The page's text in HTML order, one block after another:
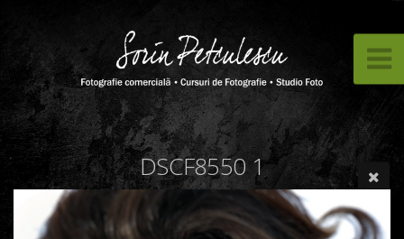
DSCF8550 1